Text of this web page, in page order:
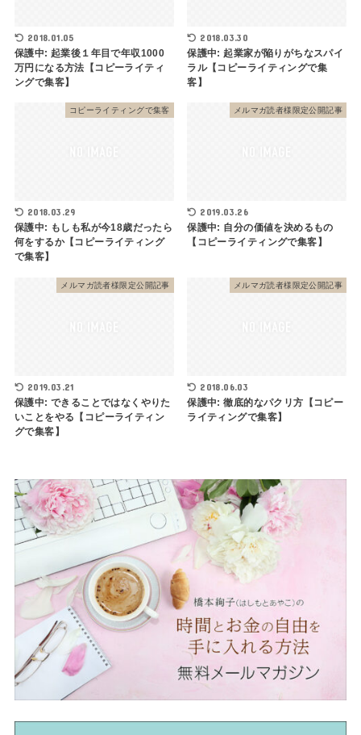
2018.01.05
保護中: 起業後１年目で年収1000
万円になる方法【コピーライティ
ングで集客】
2018.03.30
保護中: 起業家が陥りがちなスパイ
ラル【コピーライティングで集
客】
コピーライティングで集客
2018.03.29
保護中: もしも私が今18歳だったら
何をするか【コピーライティング
で集客】
メルマガ読者様限定公開記事
2019.03.26
保護中: 自分の価値を決めるもの
【コピーライティングで集客】
メルマガ読者様限定公開記事
2019.03.21
保護中: できることではなくやりた
いことをやる【コピーライティン
グで集客】
メルマガ読者様限定公開記事
2018.06.03
保護中: 徹底的なパクリ方【コピー
ライティングで集客】